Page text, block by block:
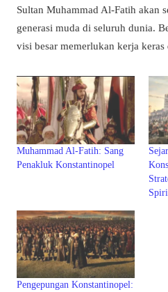
Sultan Muhammad Al-Fatih akan
generasi muda di seluruh dunia.
visi besar memerlukan kerja
Muhammad Al-Fatih: Sang
Penakluk Konstantinopel
Pengepungan Konstantinopel: